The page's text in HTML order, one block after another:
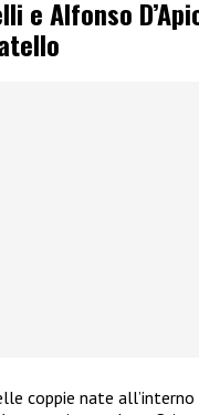
e Alfonso
coppie nate